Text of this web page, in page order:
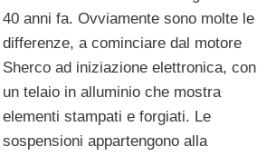
40 anni fa. Ovviamente sono molte le
differenze, a cominciare dal motore
Sherco ad iniziazione elettronica, con
un telaio in alluminio che mostra
elementi stampati e forgiati. Le
sospensioni appartengono alla